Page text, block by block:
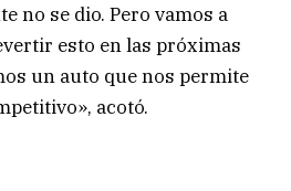
no se dio. Pero vamos a
esto en las próximas
un auto que nos permite
acotó.